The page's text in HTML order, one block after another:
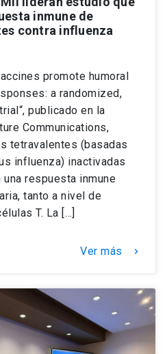
inmune de
contra influenza
promote humoral
a randomized,
publicado en la
Communications,
tetravalentes (basadas
influenza) inactivadas
respuesta inmune
tanto a nivel de
T. La […]
Ver más keyboard_arrow_right